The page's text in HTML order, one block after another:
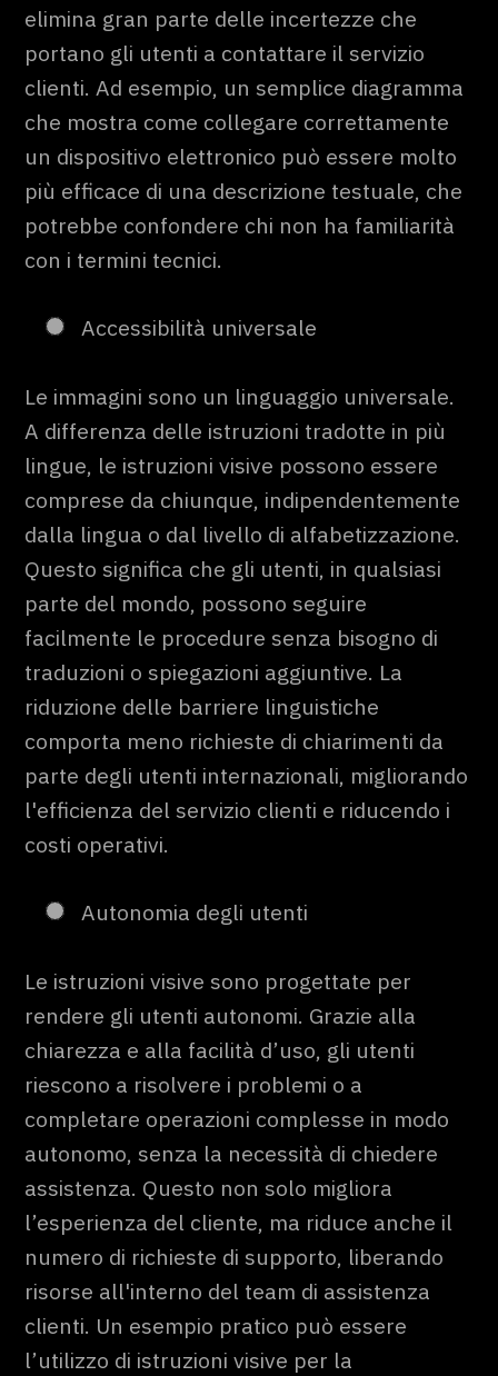
elimina gran parte delle incertezze che
portano gli utenti a contattare il servizio
clienti. Ad esempio, un semplice diagramma
che mostra come collegare correttamente
un dispositivo elettronico può essere molto
più efficace di una descrizione testuale, che
potrebbe confondere chi non ha familiarità
con i termini tecnici.
Accessibilità universale
Le immagini sono un linguaggio universale.
A differenza delle istruzioni tradotte in più
lingue, le istruzioni visive possono essere
comprese da chiunque, indipendentemente
dalla lingua o dal livello di alfabetizzazione.
Questo significa che gli utenti, in qualsiasi
parte del mondo, possono seguire
facilmente le procedure senza bisogno di
traduzioni o spiegazioni aggiuntive. La
riduzione delle barriere linguistiche
comporta meno richieste di chiarimenti da
parte degli utenti internazionali, migliorando
l'efficienza del servizio clienti e riducendo i
costi operativi.
Autonomia degli utenti
Le istruzioni visive sono progettate per
rendere gli utenti autonomi. Grazie alla
chiarezza e alla facilità d’uso, gli utenti
riescono a risolvere i problemi o a
completare operazioni complesse in modo
autonomo, senza la necessità di chiedere
assistenza. Questo non solo migliora
l’esperienza del cliente, ma riduce anche il
numero di richieste di supporto, liberando
risorse all'interno del team di assistenza
clienti. Un esempio pratico può essere
l’utilizzo di istruzioni visive per la